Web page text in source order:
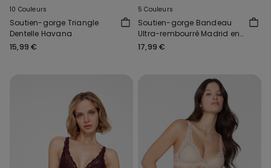
10 Couleurs
Soutien-gorge Triangle
Dentelle Havana
15,99 €
5 Couleurs
Soutien-gorge Bandeau
Ultra-rembourré Madrid en
Microfibre Recyclée
17,99 €